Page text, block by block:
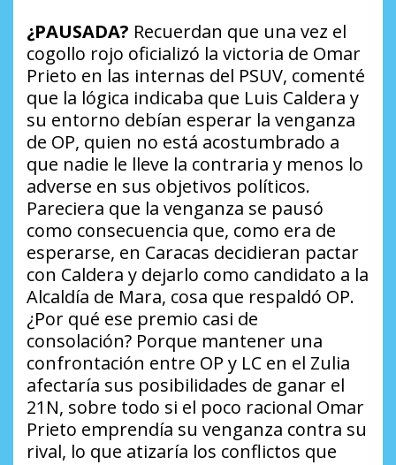
¿PAUSADA? Recuerdan que una vez el
cogollo rojo oficializó la victoria de Omar
Prieto en las internas del PSUV, comenté
que la lógica indicaba que Luis Caldera y
su entorno debían esperar la venganza
de OP, quien no está acostumbrado a
que nadie le lleve la contraria y menos lo
adverse en sus objetivos políticos.
Pareciera que la venganza se pausó
como consecuencia que, como era de
esperarse, en Caracas decidieran pactar
con Caldera y dejarlo como candidato a la
Alcaldía de Mara, cosa que respaldó OP.
¿Por qué ese premio casi de
consolación? Porque mantener una
confrontación entre OP y LC en el Zulia
afectaría sus posibilidades de ganar el
21N, sobre todo si el poco racional Omar
Prieto emprendía su venganza contra su
rival, lo que atizaría los conflictos que